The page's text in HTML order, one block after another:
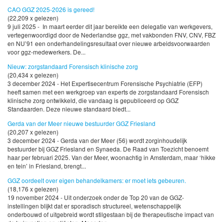
CAO GGZ 2025-2026 is gereed!
(22,209 x gelezen)
9 juli 2025 - In maart eerder dit jaar bereikte een delegatie van werkgevers,
vertegenwoordigd door de Nederlandse ggz, met vakbonden FNV, CNV, FBZ
en NU’91 een onderhandelingsresultaat over nieuwe arbeidsvoorwaarden
voor ggz-medewerkers. De...
Nieuw: zorgstandaard Forensisch klinische zorg
(20,434 x gelezen)
3 december 2024 - Het Expertisecentrum Forensische Psychiatrie (EFP)
heeft samen met een werkgroep van experts de zorgstandaard Forensisch
klinische zorg ontwikkeld, die vandaag is gepubliceerd op GGZ
Standaarden. Deze nieuwe standaard biedt...
Gerda van der Meer nieuwe bestuurder GGZ Friesland
(20,207 x gelezen)
3 december 2024 - Gerda van der Meer (56) wordt zorginhoudelijk
bestuurder bij GGZ Friesland en Synaeda. De Raad van Toezicht benoemt
haar per februari 2025. Van der Meer, woonachtig in Amsterdam, maar ‘hikke
en tein’ in Friesland, brengt...
GGZ oordeelt over eigen behandelkamers: er moet iets gebeuren.
(18,176 x gelezen)
19 november 2024 - Uit onderzoek onder de Top 20 van de GGZ-
instellingen blijkt dat er sporadisch structureel, wetenschappelijk
onderbouwd of uitgebreid wordt stilgestaan bij de therapeutische impact van